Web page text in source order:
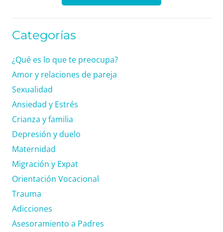
Categorías
¿Qué es lo que te preocupa?
Amor y relaciones de pareja
Sexualidad
Ansiedad y Estrés
Crianza y familia
Depresión y duelo
Maternidad
Migración y Expat
Orientación Vocacional
Trauma
Adicciones
Asesoramiento a Padres